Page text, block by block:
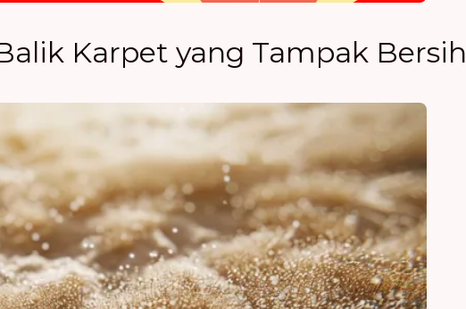
Karpet yang Tampak Bersih